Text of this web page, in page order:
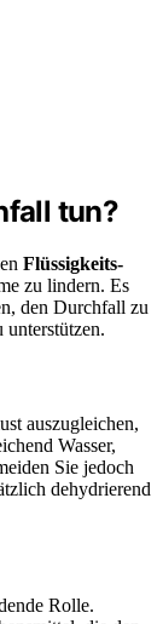
tun?
Flüssigkeits-
zu lindern. Es
den Durchfall zu
unterstützen.
auszugleichen,
Wasser,
Sie jedoch
dehydrierend
Rolle.